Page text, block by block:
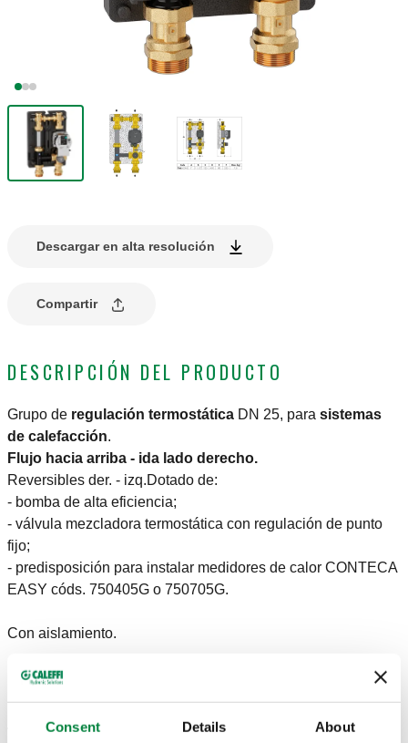
Consent Details About
Descargar en alta resolución
Compartir
DESCRIPCIÓN DEL PRODUCTO
Grupo de regulación termostática DN 25, para sistemas
de calefacción.
Flujo hacia arriba - ida lado derecho.
Reversibles der. - izq.Dotado de:
- bomba de alta eficiencia;
- válvula mezcladora termostática con regulación de punto
fijo;
- predisposición para instalar medidores de calor CONTECA
EASY códs. 750405G o 750705G.
Con aislamiento.
DATOS TÉCNICOS
Tipo de bomba